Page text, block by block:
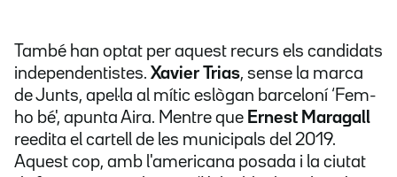
També han optat per aquest recurs els candidats
independentistes. Xavier Trias, sense la marca
de Junts, apel·la al mític eslògan barceloní ‘Fem-
ho bé', apunta Aira. Mentre que Ernest Maragall
reedita el cartell de les municipals del 2019.
Aquest cop, amb l'americana posada i la ciutat